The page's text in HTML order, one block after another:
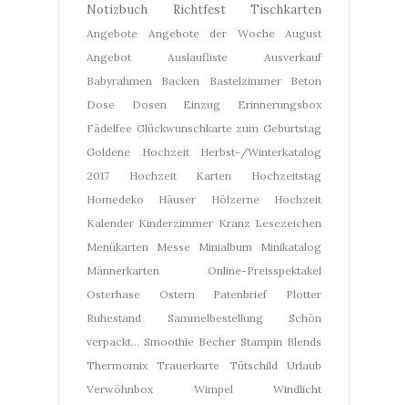
Notizbuch
Richtfest Tischkarten
Angebote Angebote der Woche
August
Angebot
Auslaufliste
Ausverkauf
Babyrahmen
Backen Bastelzimmer
Beton
Dose
Dosen Einzug
Erinnerungsbox
Fädelfee Glückwunschkarte zum Geburtstag
Goldene Hochzeit
Herbst-/Winterkatalog
2017
Hochzeit Karten
Hochzeitstag
Homedeko
Häuser
Hölzerne Hochzeit
Kalender Kinderzimmer Kranz Lesezeichen
Menükarten
Messe Minialbum
Minikatalog
Männerkarten
Online-Preisspektakel
Osterhase
Ostern Patenbrief
Plotter
Ruhestand
Sammelbestellung
Schön
verpackt... Smoothie Becher Stampin Blends
Thermomix
Trauerkarte Tütschild
Urlaub
Verwöhnbox
Wimpel
Windlicht